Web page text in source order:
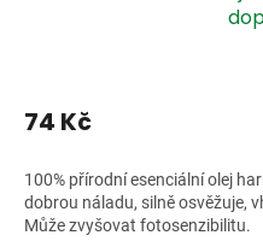
74 Kč
100% přírodní esenciální olej
dobrou náladu, silně osvěžuje,
Může zvyšovat fotosenzibilitu.